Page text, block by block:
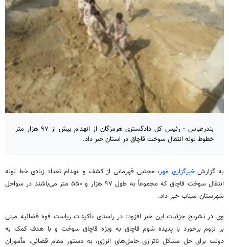
بندرعباس - رئیس کل دادگستری هرمزگان از انهدام بیش از ۹۷ هزار متر
خطوط لوله انتقال سوخت قاچاق در استان خبر داد.
به گزارشخبرگزاری مهر، مجتبی قهرمانی از کشف و انهدام تعداد زیادی خط لوله
انتقال سوخت قاچاق که مجموعاً به طول ۹۷ هزار و ۵۵۰ متر می‌باشند در سواحل
شهرستان میناب خبر داد.
وی در تشریح جزئیات این خبر افزود: در راستای تأکیدات ریاست قوه قضائیه مبنی
بر لزوم برخورد با پدیده شوم قاچاق به ویژه قاچاق سوخت و با هدف کمک به
دولت برای حل مشکلناترازیحامل‌های انرژی، به دستور مقام قضائی، مأموران